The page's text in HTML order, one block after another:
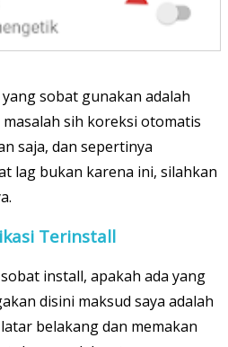
sobat gunakan adalah
sih koreksi otomatis
saja, dan sepertinya
lag bukan karena ini, silahkan
Terinstall
install, apakah ada yang
disini maksud saya adalah
belakang dan memakan